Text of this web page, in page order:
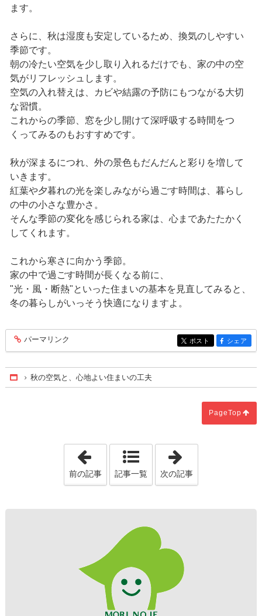
ます。
さらに、秋は湿度も安定しているため、換気のしやすい
季節です。
朝の冷たい空気を少し取り入れるだけでも、家の中の空
気がリフレッシュします。
空気の入れ替えは、カビや結露の予防にもつながる大切
な習慣。
これからの季節、窓を少し開けて深呼吸する時間をつ
くってみるのもおすすめです。
秋が深まるにつれ、外の景色もだんだんと彩りを増して
いきます。
紅葉や夕暮れの光を楽しみながら過ごす時間は、暮らし
の中の小さな豊かさ。
そんな季節の変化を感じられる家は、心まであたたかく
してくれます。
これから寒さに向かう季節。
家の中で過ごす時間が長くなる前に、
"光・風・断熱"といった住まいの基本を見直してみると、
冬の暮らしがいっそう快適になりますよ。
entry422
パーマリンク entry422
ポスト entry422
シェア
Home
秋の空気と、心地よい住まいの工夫
PageTop
「「夏の外構・庭づくり」で、暮らしが
前の記事 記事一覧 次の記事